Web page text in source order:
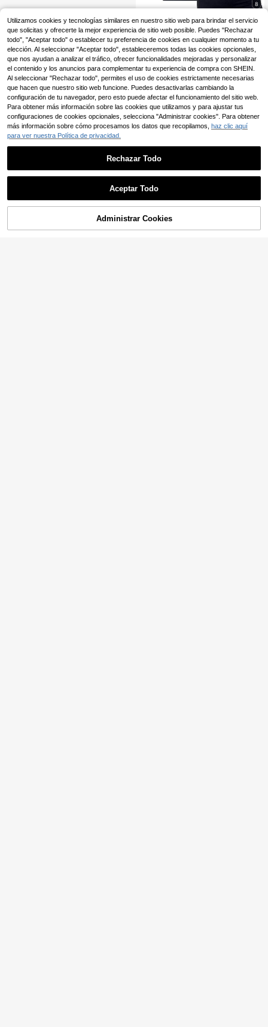
8
Almacén UE Velisys Velisys Camiset
a sin tirantes casual y versátil con e
stampado de letras para mujer, ade
cuada para fitness y correr
(1000+)
17
AÑADIR A LA BOLSA
Utilizamos cookies y tecnologías similares en nuestro sitio web para brindar el servicio
que solicitas y ofrecerte la mejor experiencia de sitio web posible. Puedes "Rechazar
todo", "Aceptar todo" o establecer tu preferencia de cookies en cualquier momento a tu
elección. Al seleccionar "Aceptar todo", estableceremos todas las cookies opcionales,
que nos ayudan a analizar el tráfico, ofrecer funcionalidades mejoradas y personalizar
el contenido y los anuncios para complementar tu experiencia de compra con SHEIN.
Al seleccionar "Rechazar todo", permites el uso de cookies estrictamente necesarias
que hacen que nuestro sitio web funcione. Puedes desactivarlas cambiando la
configuración de tu navegador, pero esto puede afectar el funcionamiento del sitio web.
Para obtener más información sobre las cookies que utilizamos y para ajustar tus
configuraciones de cookies opcionales, selecciona "Administrar cookies". Para obtener
más información sobre cómo procesamos los datos que recopilamos, haz clic aquí
para ver nuestra Política de privacidad.
Rechazar Todo
Aceptar Todo
Administrar Cookies